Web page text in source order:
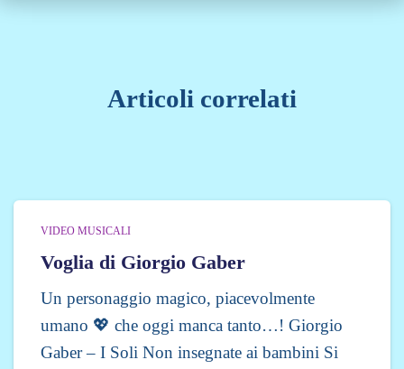
Articoli correlati
VIDEO MUSICALI
Voglia di Giorgio Gaber
Un personaggio magico, piacevolmente
umano 💖 che oggi manca tanto…! Giorgio
Gaber – I Soli Non insegnate ai bambini Si